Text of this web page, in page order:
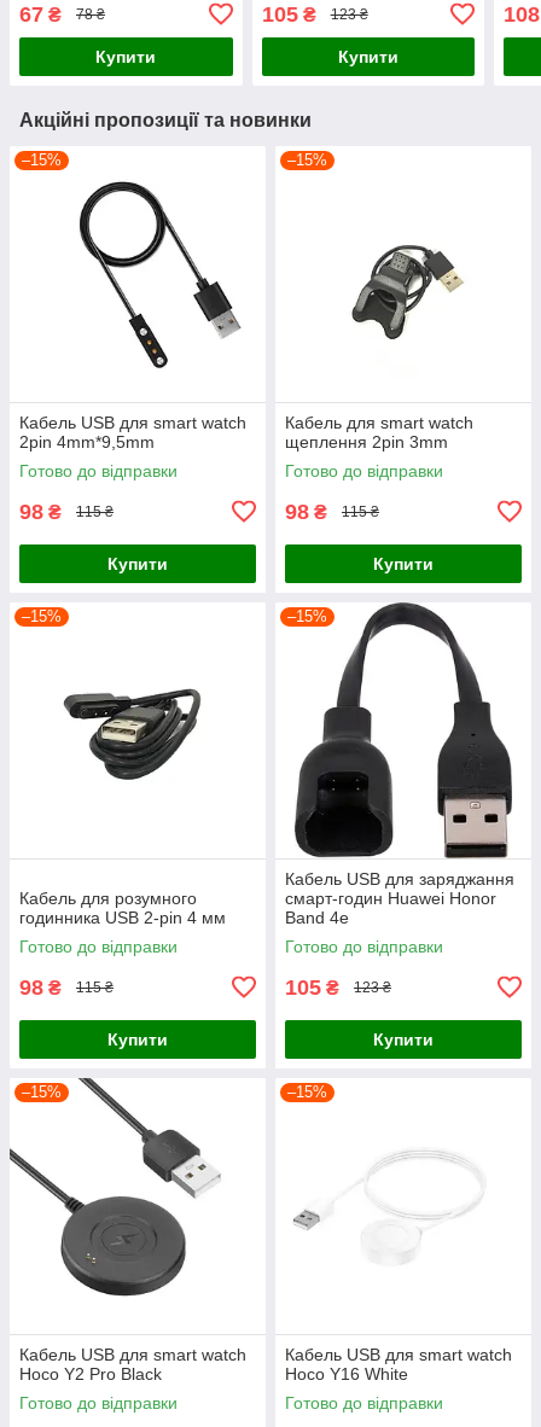
67 ₴ 78 ₴
Купити
105₴ 123 ₴
Купити
108
Акційні пропозиції та новинки
–15%
Кабель USB для smart watch
2pin 4mm*9,5mm
Готово до відправки
98 ₴ 115 ₴
Купити
–15%
Кабель для smart watch
щеплення 2pin 3mm
Готово до відправки
98 ₴ 115 ₴
Купити
–15%
Кабель для розумного
годинника USB 2-pin 4 мм
Готово до відправки
98 ₴ 115 ₴
Купити
–15%
Кабель USB для заряджання
смарт-годин Huawei Honor
Band 4e
Готово до відправки
105 ₴ 123 ₴
Купити
–15%
Кабель USB для smart watch
Hoco Y2 Pro Black
Готово до відправки
–15%
Кабель USB для smart watch
Hoco Y16 White
Готово до відправки